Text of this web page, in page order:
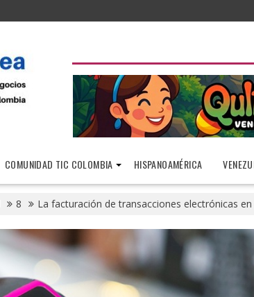
COMUNIDAD TIC COLOMBIA HISPANOAMÉRICA
8 La facturación de transacciones electrónicas